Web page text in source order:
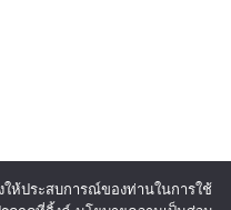
ให้ประสบการณ์ของท่านในการใช้